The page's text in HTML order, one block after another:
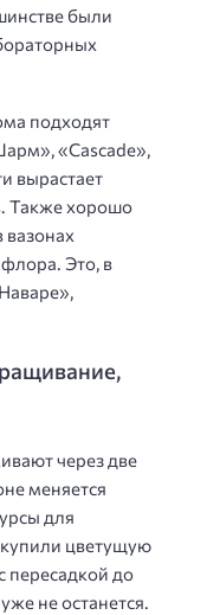
были
подходят
«Cascade»,
вырастает
Также хорошо
Это, в
через две
меняется
для
купили цветущую
пересадкой до
не останется.